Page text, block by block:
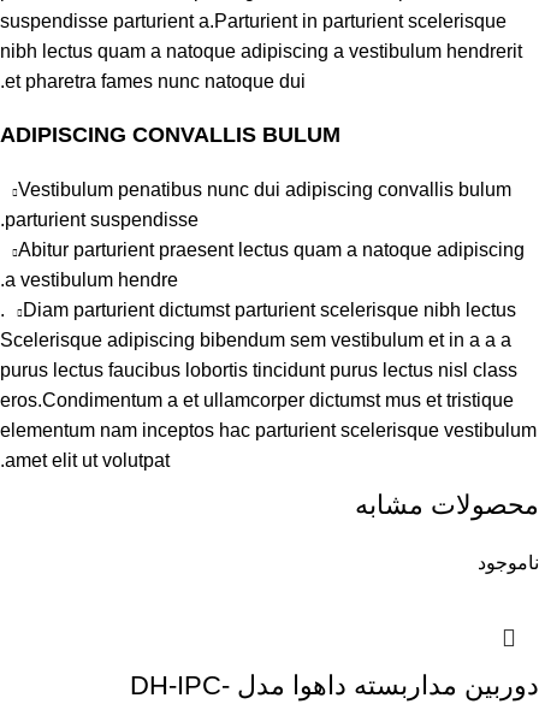
suspendisse parturient a.Parturient in parturient scelerisque
nibh lectus quam a natoque adipiscing a vestibulum hendrerit
et pharetra fames nunc natoque dui.
ADIPISCING CONVALLIS BULUM
Vestibulum penatibus nunc dui adipiscing convallis bulum
parturient suspendisse.
Abitur parturient praesent lectus quam a natoque adipiscing
a vestibulum hendre.
Diam parturient dictumst parturient scelerisque nibh lectus.
Scelerisque adipiscing bibendum sem vestibulum et in a a a
purus lectus faucibus lobortis tincidunt purus lectus nisl class
eros.Condimentum a et ullamcorper dictumst mus et tristique
elementum nam inceptos hac parturient scelerisque vestibulum
amet elit ut volutpat.
محصولات مشابه
ناموجود
دوربین مداربسته داهوا مدل DH-IPC-